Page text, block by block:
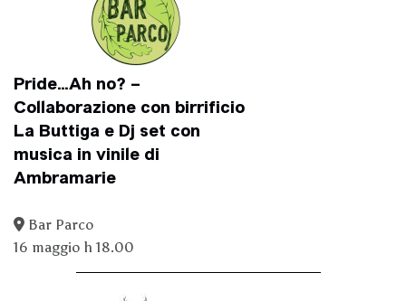
Pride…Ah no? –
Collaborazione con birrificio
La Buttiga e Dj set con
musica in vinile di
Ambramarie
Bar Parco
16 maggio h 18.00